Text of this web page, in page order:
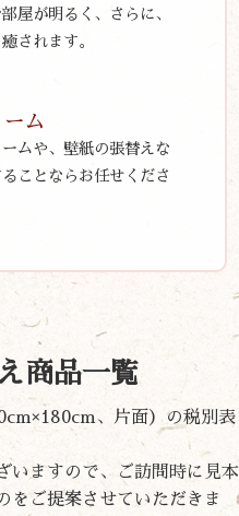
屋が明るく、さらに、
されます。
ム
ムや、壁紙の張替えな
ことならお任せくださ
商品一覧
、片面）の税別表
いますので、ご訪問時に見本
をご提案させていただきま